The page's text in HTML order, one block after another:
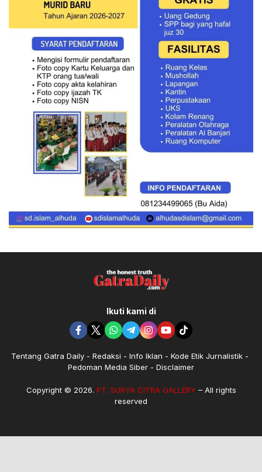
Ikuti kami di
Tentang Gatra Daily Redaksi Info Iklan
Kode Etik Jurnalistik
Pedoman Media Siber
Disclaimer
Copyright © 2026. PT. SURYA CITRA GALLERY– All rights
reserved